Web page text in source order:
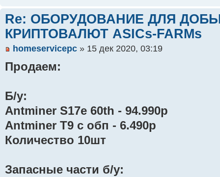
Re: ОБОРУДОВАНИЕ ДЛЯ
КРИПТОВАЛЮТ ASICs-FARMs
homeservicepc » 15 дек 2020, 03:19
Продаем:
Б/у:
Antminer S17e 60th - 94.990р
Antminer T9 с обп - 6.490р
Количество 10шт
Запасные части б/у: